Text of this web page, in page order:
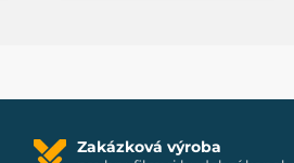
Zakázková výroba